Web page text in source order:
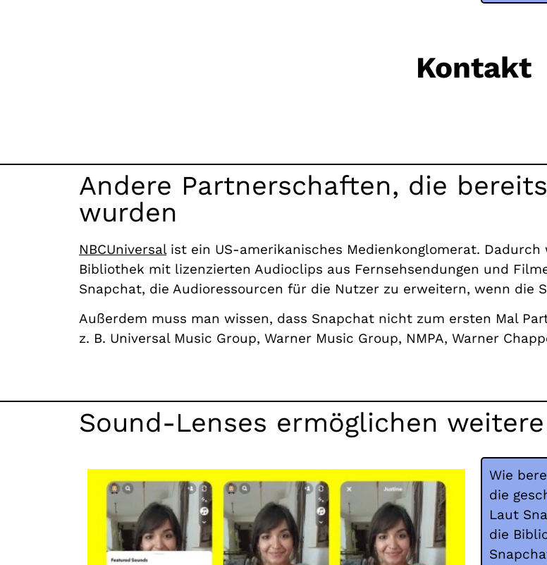
Kontakt
Andere Partnerschaften, die
wurden
NBCUniversalist ein US-amerikanisches Medienkonglomerat.
Bibliothek mit lizenzierten Audioclips aus Fernsehsendungen und
Snapchat, die Audioressourcen für die Nutzer zu erweitern, wenn die
Außerdem muss man wissen, dass Snapchat nicht zum ersten Mal
z. B. Universal Music Group, Warner Music Group, NMPA, Warner
Sound-Lenses ermöglichen
Wie
die
Laut
die